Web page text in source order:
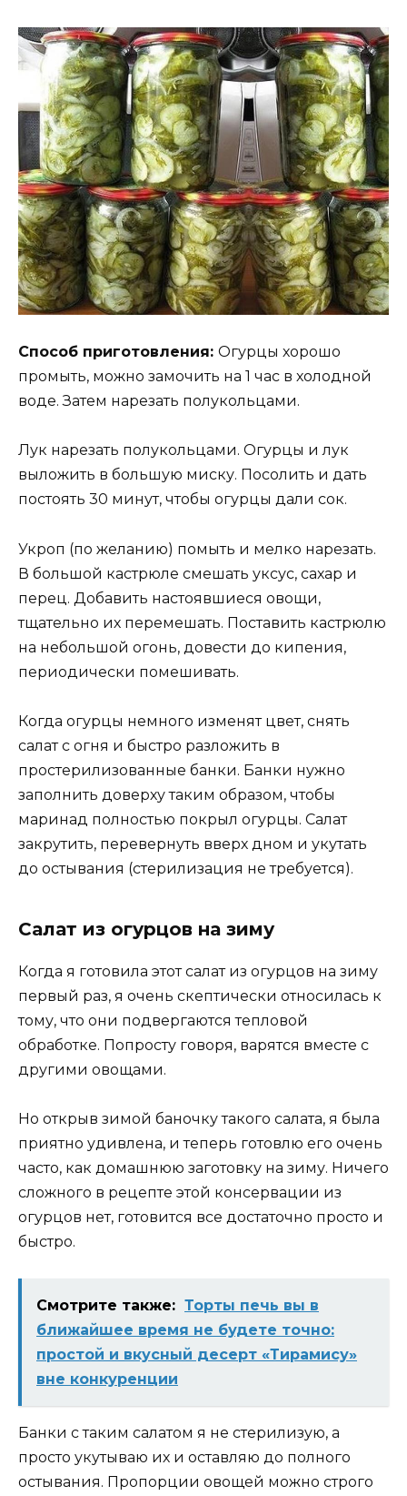
Способ приготовления: Огурцы хорошо
промыть, можно замочить на 1 час в холодной
воде. Затем нарезать полукольцами.
Лук нарезать полукольцами. Огурцы и лук
выложить в большую миску. Посолить и дать
постоять 30 минут, чтобы огурцы дали сок.
Укроп (по желанию) помыть и мелко нарезать.
В большой кастрюле смешать уксус, сахар и
перец. Добавить настоявшиеся овощи,
тщательно их перемешать. Поставить кастрюлю
на небольшой огонь, довести до кипения,
периодически помешивать.
Когда огурцы немного изменят цвет, снять
салат с огня и быстро разложить в
простерилизованные банки. Банки нужно
заполнить доверху таким образом, чтобы
маринад полностью покрыл огурцы. Салат
закрутить, перевернуть вверх дном и укутать
до остывания (стерилизация не требуется).
Салат из огурцов на зиму
Когда я готовила этот салат из огурцов на зиму
первый раз, я очень скептически относилась к
тому, что они подвергаются тепловой
обработке. Попросту говоря, варятся вместе с
другими овощами.
Но открыв зимой баночку такого салата, я была
приятно удивлена, и теперь готовлю его очень
часто, как домашнюю заготовку на зиму. Ничего
сложного в рецепте этой консервации из
огурцов нет, готовится все достаточно просто и
быстро.
Смотрите также: Торты печь вы в
ближайшее время не будете точно:
простой и вкусный десерт «Тирамису»
вне конкуренции
Банки с таким салатом я не стерилизую, а
просто укутываю их и оставляю до полного
остывания. Пропорции овощей можно строго